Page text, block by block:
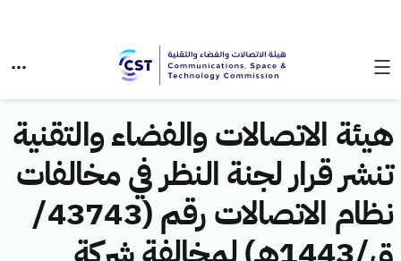
هيئة الاتصالات والفضاء والتقنية
تنشر قرار لجنة النظر في مخالفات
نظام الاتصالات رقم (43743/